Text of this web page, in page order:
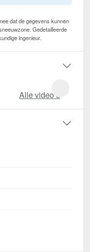
dat de gegevens kunnen
Gedetailleerde
ingenieur.
Alle video‘s